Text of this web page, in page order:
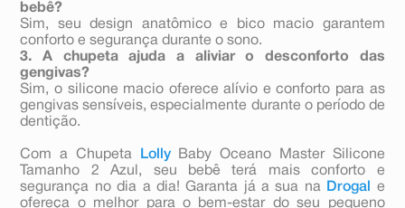
bebê?
Sim, seu design anatômico e bico macio garantem
conforto e segurança durante o sono.
3. A chupeta ajuda a aliviar o desconforto das
gengivas?
Sim, o silicone macio oferece alívio e conforto para as
gengivas sensíveis, especialmente durante o período de
dentição.
Com a Chupeta Lolly
Baby Oceano Master Silicone
Tamanho 2 Azul, seu bebê terá mais conforto e
segurança no dia a dia! Garanta já a sua na
Drogal
e
ofereça o melhor para o bem-estar do seu pequeno